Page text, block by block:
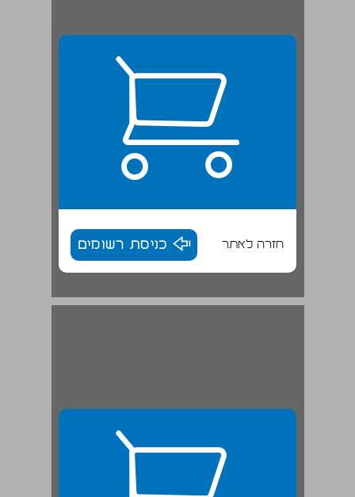
חזרה לאתר כניסת רשומים